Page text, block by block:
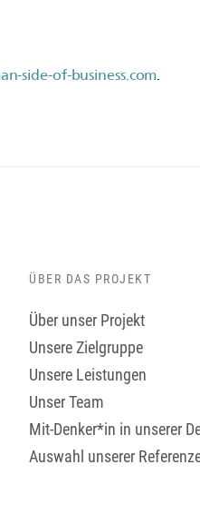
side-of-business.com.
ÜBER DAS PROJEKT
Über unser Projekt
Unsere Zielgruppe
Unsere Leistungen
Unser Team
Mit-Denker*in in unserer
Auswahl unserer